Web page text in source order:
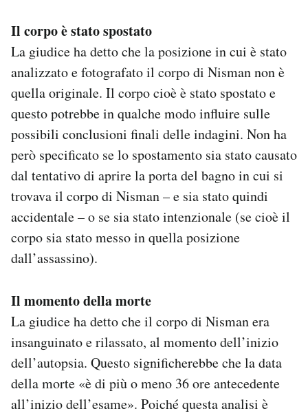
Il corpo è stato spostato
La giudice ha detto che la posizione in cui è stato
analizzato e fotografato il corpo di Nisman non è
quella originale. Il corpo cioè è stato spostato e
questo potrebbe in qualche modo influire sulle
possibili conclusioni finali delle indagini. Non ha
però specificato se lo spostamento sia stato causato
dal tentativo di aprire la porta del bagno in cui si
trovava il corpo di Nisman – e sia stato quindi
accidentale – o se sia stato intenzionale (se cioè il
corpo sia stato messo in quella posizione
dall’assassino).
Il momento della morte
La giudice ha detto che il corpo di Nisman era
insanguinato e rilassato, al momento dell’inizio
dell’autopsia. Questo significherebbe che la data
della morte «è di più o meno 36 ore antecedente
all’inizio dell’esame». Poiché questa analisi è